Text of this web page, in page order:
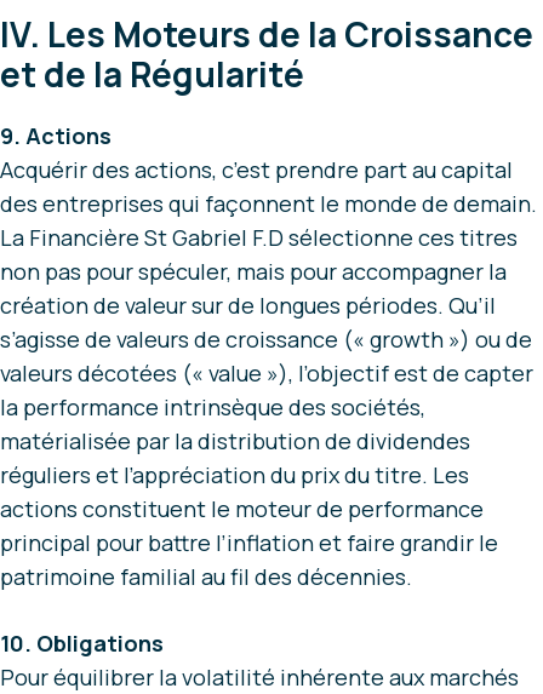
IV. Les Moteurs de la Croissance
et de la Régularité
9. Actions
Acquérir des actions, c’est prendre part au capital
des entreprises qui façonnent le monde de demain.
La Financière St Gabriel F.D sélectionne ces titres
non pas pour spéculer, mais pour accompagner la
création de valeur sur de longues périodes. Qu’il
s’agisse de valeurs de croissance (« growth ») ou de
valeurs décotées (« value »), l’objectif est de capter
la performance intrinsèque des sociétés,
matérialisée par la distribution de dividendes
réguliers et l’appréciation du prix du titre. Les
actions constituent le moteur de performance
principal pour battre l’inflation et faire grandir le
patrimoine familial au fil des décennies.
10. Obligations
Pour équilibrer la volatilité inhérente aux marchés